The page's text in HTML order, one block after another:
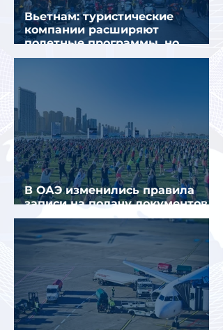
Вьетнам: туристические
компании расширяют
полетные программы, но
избегают прежних ошибок
В ОАЭ изменились правила
записи на подачу документов
для визы в Испанию